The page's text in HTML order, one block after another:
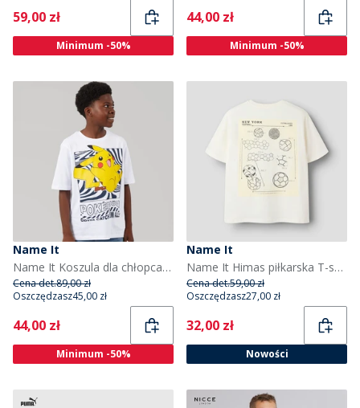
Current
59,00 zł
Minimum -50%
Current
44,00 zł
Minimum -50%
Name It
Name It Koszula dla chłopca z Amiszów i Pokemonów kolor Bright White
Cena det.89,00 zł
Oszczędzasz45,00 zł
Current
44,00 zł
Minimum -50%
Name It
Name It Himas piłkarska T-shirt dla chłopca kolor Cloud Dancer/piłka treningowa
Cena det.59,00 zł
Oszczędzasz27,00 zł
Current
32,00 zł
Nowości